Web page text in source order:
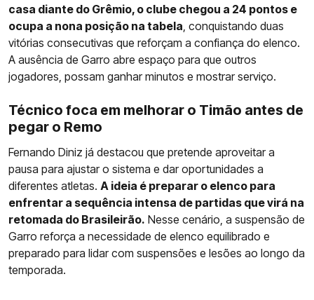
casa diante do Grêmio, o clube chegou a 24 pontos e
ocupa a nona posição na tabela , conquistando duas
vitórias consecutivas que reforçam a confiança do elenco.
A ausência de Garro abre espaço para que outros
jogadores, possam ganhar minutos e mostrar serviço.
Técnico foca em melhorar o Timão antes de
pegar o Remo
Fernando Diniz já destacou que pretende aproveitar a
pausa para ajustar o sistema e dar oportunidades a
diferentes atletas. A ideia é preparar o elenco para
enfrentar a sequência intensa de partidas que virá na
retomada do Brasileirão. Nesse cenário, a suspensão de
Garro reforça a necessidade de elenco equilibrado e
preparado para lidar com suspensões e lesões ao longo da
temporada.